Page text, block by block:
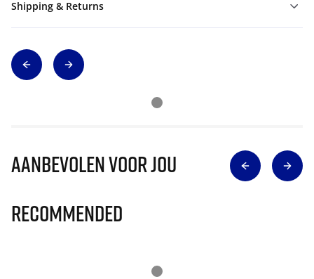
Shipping & Returns
Aanbevolen voor jou
Recommended